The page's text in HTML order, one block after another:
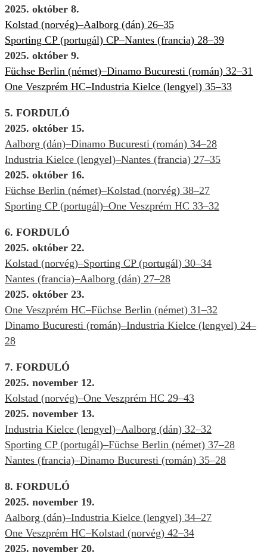
2025. október 8.
Kolstad (norvég)–Aalborg (dán) 26–35
Sporting CP (portugál) CP–Nantes (francia) 28–39
2025. október 9.
Füchse Berlin (német)–Dinamo Bucuresti (román) 32–31
One Veszprém HC–Industria Kielce (lengyel) 35–33
5. FORDULÓ
2025. október 15.
Aalborg (dán)–Dinamo Bucuresti (román) 34–28
Industria Kielce (lengyel)–Nantes (francia) 27–35
2025. október 16.
Füchse Berlin (német)–Kolstad (norvég) 38–27
Sporting CP (portugál)–One Veszprém HC 33–32
6. FORDULÓ
2025. október 22.
Kolstad (norvég)–Sporting CP (portugál) 30–34
Nantes (francia)–Aalborg (dán) 27–28
2025. október 23.
One Veszprém HC–Füchse Berlin (német) 31–32
Dinamo Bucuresti (román)–Industria Kielce (lengyel) 24–
28
7. FORDULÓ
2025. november 12.
Kolstad (norvég)–One Veszprém HC 29–43
2025. november 13.
Industria Kielce (lengyel)–Aalborg (dán) 32–32
Sporting CP (portugál)–Füchse Berlin (német) 37–28
Nantes (francia)–Dinamo Bucuresti (román) 35–28
8. FORDULÓ
2025. november 19.
Aalborg (dán)–Industria Kielce (lengyel) 34–27
One Veszprém HC–Kolstad (norvég) 42–34
2025. november 20.